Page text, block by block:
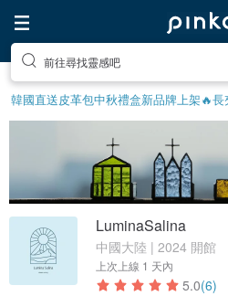
前往尋找靈感吧
韓國直送皮革包中秋禮盒新品牌上架🔥長
LuminaSalina
中國大陸 | 2024 開館
上次上線 1 天內
5.0(6)